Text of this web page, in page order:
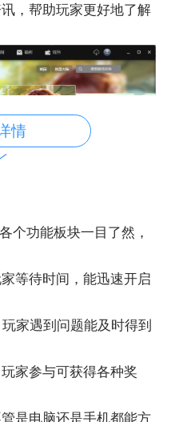
帮助玩家更好地了解
热度等划分，快速定
筛选，无病毒无恶意
玩家喜好推送相关游
情
功能板块一目了然，
待时间，能迅速开启
遇到问题能及时得到
家参与可获得各种奖
电脑还是手机都能方